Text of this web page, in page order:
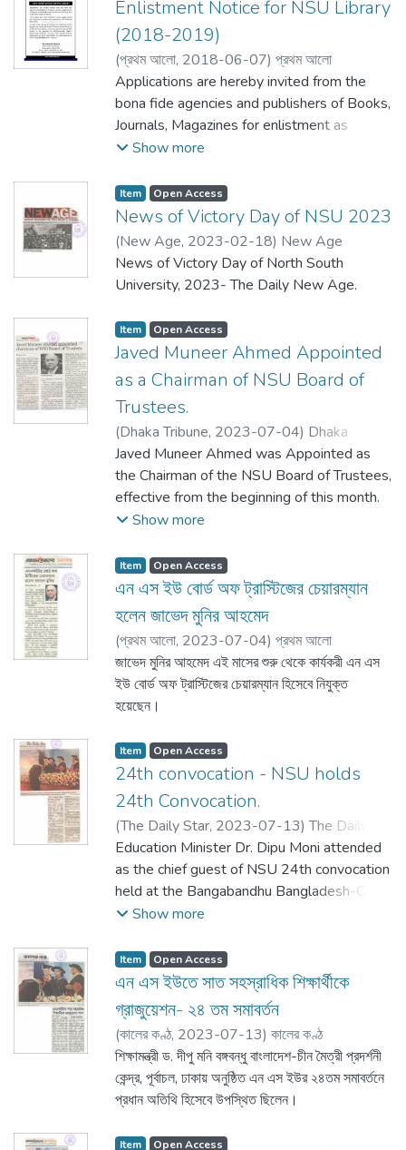
also spoke on the occasion.
Enlistment Notice for NSU Library
(2018-2019)
(প্রথম আলো, 2018-06-07) প্রথম আলো
Applications are hereby invited from the
bona fide agencies and publishers of Books,
Journals, Magazines for enlistment as
qualified vendor for the year 2018 and
vendors who have minimum 3 years supply
record and requested to submit their
applications with some documents.
Show more
Item Open Access
News of Victory Day of NSU 2023
(New Age, 2023-02-18) New Age
News of Victory Day of North South
University, 2023- The Daily New Age.
Item Open Access
Javed Muneer Ahmed Appointed
as a Chairman of NSU Board of
Trustees.
(Dhaka Tribune, 2023-07-04) Dhaka
Tribune
Javed Muneer Ahmed was Appointed as
the Chairman of the NSU Board of Trustees,
effective from the beginning of this month.
Show more
Item Open Access
এন এস ইউ বোর্ড অফ ট্রাস্টিজের চেয়ারম্যান
হলেন জাভেদ মুনির আহমেদ
(প্রথম আলো, 2023-07-04) প্রথম আলো
জাভেদ মুনির আহমেদ এই মাসের শুরু থেকে কার্যকরী এন এস
ইউ বোর্ড অফ ট্রাস্টিজের চেয়ারম্যান হিসেবে নিযুক্ত
হয়েছেন।
Item Open Access
24th convocation - NSU holds
24th Convocation.
(The Daily Star, 2023-07-13)The Daily
Star
Education Minister Dr. Dipu Moni attended
as the chief guest of NSU 24th convocation
held at the Bangabandhu Bangladesh-China
Friendship exhibition centre, Purbachal,
Show more
Item Open Access
এন এস ইউতে সাত সহস্রাধিক শিক্ষার্থীকে
গ্রাজুয়েশন- ২৪ তম সমাবর্তন
(কালের কণ্ঠ, 2023-07-13) কালের কণ্ঠ
শিক্ষামন্ত্রী ড. দীপু মনি বঙ্গবন্ধু বাংলাদেশ-চীন মৈত্রী প্রদর্শনী
কেন্দ্র, পূর্বাচল, ঢাকায় অনুষ্ঠিত এন এস ইউর ২৪তম সমাবর্তনে
প্রধান অতিথি হিসেবে উপস্থিত ছিলেন।
Item Open Access